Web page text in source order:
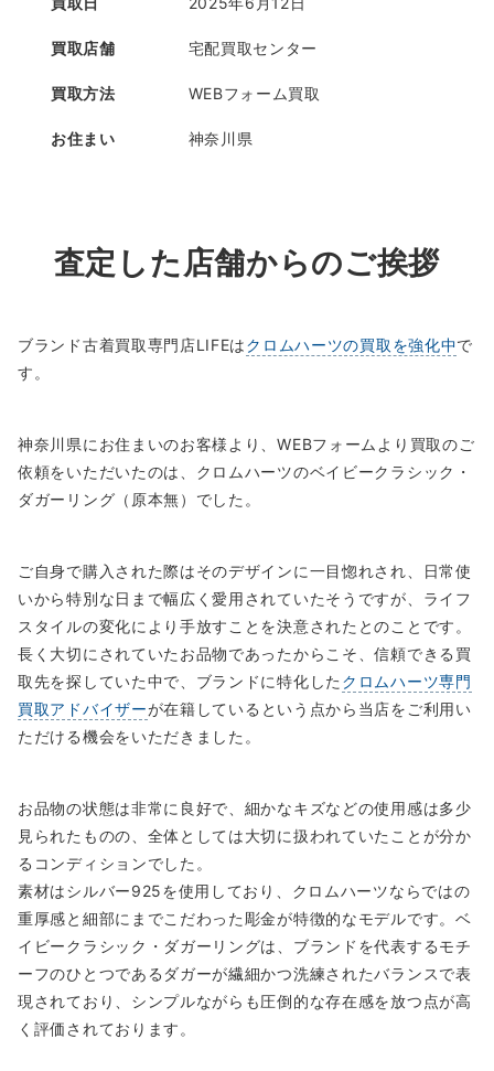
買取店舗 宅配買取センター
買取方法 WEBフォーム買取
お住まい 神奈川県
査定した店舗からのご挨拶
ブランド古着買取専門店LIFEはクロムハーツの買取を強化中で
す。
神奈川県にお住まいのお客様より、WEBフォームより買取のご
依頼をいただいたのは、クロムハーツのベイビークラシック・
ダガーリング（原本無）でした。
ご自身で購入された際はそのデザインに一目惚れされ、日常使
いから特別な日まで幅広く愛用されていたそうですが、ライフ
スタイルの変化により手放すことを決意されたとのことです。
長く大切にされていたお品物であったからこそ、信頼できる買
取先を探していた中で、ブランドに特化した クロムハーツ専門
買取アドバイザーが在籍しているという点から当店をご利用い
ただける機会をいただきました。
お品物の状態は非常に良好で、細かなキズなどの使用感は多少
見られたものの、全体としては大切に扱われていたことが分か
るコンディションでした。
素材はシルバー925を使用しており、クロムハーツならではの
重厚感と細部にまでこだわった彫金が特徴的なモデルです。ベ
イビークラシック・ダガーリングは、ブランドを代表するモチ
ーフのひとつであるダガーが繊細かつ洗練されたバランスで表
現されており、シンプルながらも圧倒的な存在感を放つ点が高
く評価されております。